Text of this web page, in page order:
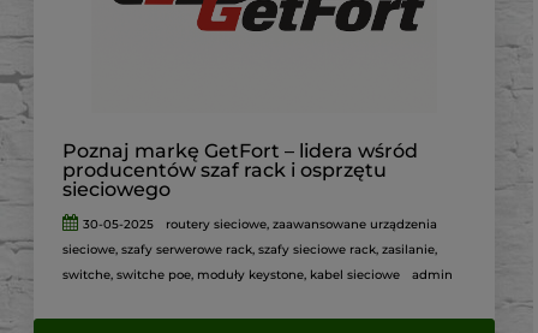
Poznaj markę GetFort – lidera wśród
producentów szaf rack i osprzętu
sieciowego
30-05-2025 routery sieciowe,zaawansowane urządzenia
sieciowe, szafy serwerowe rack, szafy sieciowe rack, zasilanie,
switche, switche poe, moduły keystone, kabel sieciowe admin